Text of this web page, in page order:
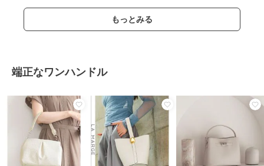
もっとみる
端正なワンハンドル